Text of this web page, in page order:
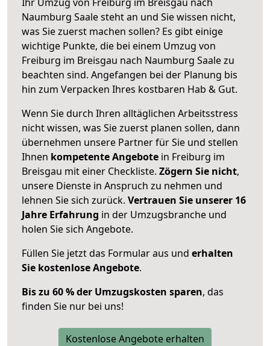
Naumburg Saale steht an und Sie wissen nicht,
was Sie zuerst machen sollen? Es gibt einige
wichtige Punkte, die bei einem Umzug von
Freiburg im Breisgau nach Naumburg Saale zu
beachten sind. Angefangen bei der Planung bis
hin zum Verpacken Ihres kostbaren Hab & Gut.
Wenn Sie durch Ihren alltäglichen Arbeitsstress
nicht wissen, was Sie zuerst planen sollen, dann
übernehmen unsere Partner für Sie und stellen
Ihnen kompetente Angebote in Freiburg im
Breisgau mit einer Checkliste. Zögern Sie nicht,
unsere Dienste in Anspruch zu nehmen und
lehnen Sie sich zurück. Vertrauen Sie unserer 16
Jahre Erfahrung in der Umzugsbranche und
holen Sie sich Angebote.
Füllen Sie jetzt das Formular aus und erhalten
Sie kostenlose Angebote.
Bis zu 60 % der Umzugskosten sparen, das
finden Sie nur bei uns!
Kostenlose Angebote erhalten